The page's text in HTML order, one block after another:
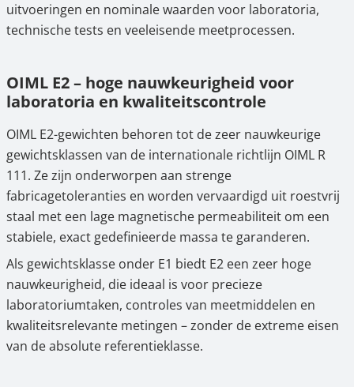
uitvoeringen en nominale waarden voor laboratoria,
technische tests en veeleisende meetprocessen.
OIML E2 – hoge nauwkeurigheid voor
laboratoria en kwaliteitscontrole
OIML E2-gewichten behoren tot de zeer nauwkeurige
gewichtsklassen van de internationale richtlijn OIML R
111. Ze zijn onderworpen aan strenge
fabricagetoleranties en worden vervaardigd uit roestvrij
staal met een lage magnetische permeabiliteit om een
stabiele, exact gedefinieerde massa te garanderen.
Als gewichtsklasse onder E1 biedt E2 een zeer hoge
nauwkeurigheid, die ideaal is voor precieze
laboratoriumtaken, controles van meetmiddelen en
kwaliteitsrelevante metingen – zonder de extreme eisen
van de absolute referentieklasse.